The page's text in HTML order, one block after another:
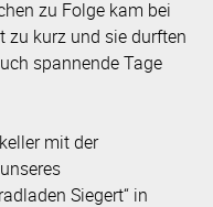
zu Folge kam bei
zu kurz und sie durften
spannende Tage
mit der
Siegert“ in